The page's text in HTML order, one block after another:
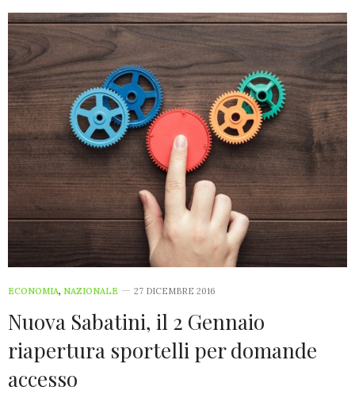
ECONOMIA, NAZIONALE 27 DICEMBRE 2016
Nuova Sabatini, il 2 Gennaio
riapertura sportelli per domande
accesso